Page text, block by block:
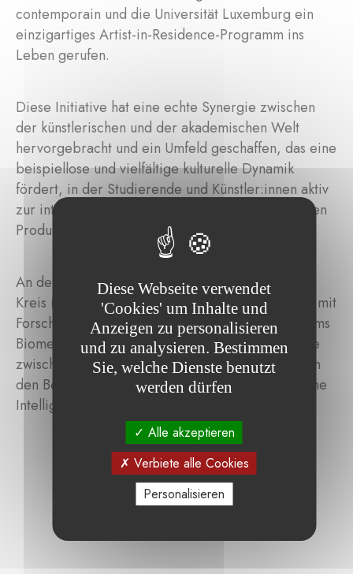
contemporain und die Universität Luxemburg ein
einzigartiges Artist-in-Residence-Programm ins
Leben gerufen.
Diese Initiative hat eine echte Synergie zwischen
der künstlerischen und der akademischen Welt
hervorgebracht und ein Umfeld geschaffen, das eine
beispiellose und vielfältige kulturelle Dynamik
fördert, in der Studierende und Künstler:innen aktiv
zur interdisziplinären Forschung und künstlerischen
Produktion beitragen.
An der ersten Residenz im Jahr 2024 nahm Max
Kreis (geb. 1990 in Wiesbaden) teil. Gemeinsam mit
Forscher:innen des Luxembourg Center for Systems
Biomedicine (LCSB) erforschte er die Schnittstelle
zwischen Kunst und Wissenschaft, insbesondere in
den Bereichen Neurowissenschaften und künstliche
Intelligenz.
Diese Webseite verwendet
'Cookies' um Inhalte und
Anzeigen zu personalisieren
und zu analysieren. Bestimmen
Sie, welche Dienste benutzt
werden dürfen
Alle akzeptieren
Verbiete alle Cookies
Personalisieren